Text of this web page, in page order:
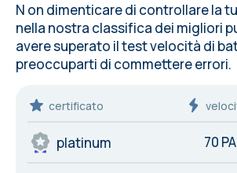
N on dimenticare di controllare la
nella nostra classifica dei migliori
avere superato il test velocità di
preoccuparti di commettereerrori.
certificato
platinum 70